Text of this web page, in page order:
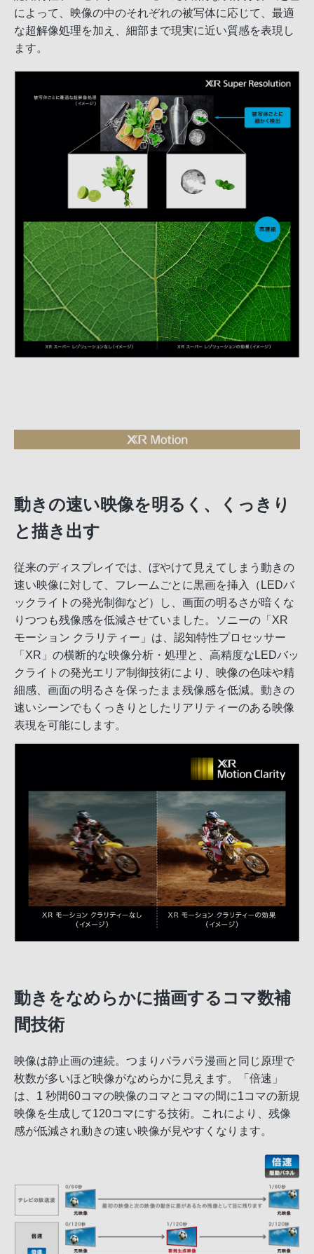
によって、映像の中のそれぞれの被写体に応じて、最適
な超解像処理を加え、細部まで現実に近い質感を表現し
ます。
動きの速い映像を明るく、くっきり
と描き出す
従来のディスプレイでは、ぼやけて見えてしまう動きの
速い映像に対して、フレームごとに黒画を挿入（LEDバ
ックライトの発光制御など）し、画面の明るさが暗くな
りつつも残像感を低減させていました。ソニーの「XR
モーション クラリティー」は、認知特性プロセッサー
「XR」の横断的な映像分析・処理と、高精度なLEDバッ
クライトの発光エリア制御技術により、映像の色味や精
細感、画面の明るさを保ったまま残像感を低減。動きの
速いシーンでもくっきりとしたリアリティーのある映像
表現を可能にします。
動きをなめらかに描画するコマ数補
間技術
映像は静止画の連続。つまりパラパラ漫画と同じ原理で
枚数が多いほど映像がなめらかに見えます。「倍速」
は、1 秒間60コマの映像のコマとコマの間に1コマの新規
映像を生成して120コマにする技術。これにより、残像
感が低減され動きの速い映像が見やすくなります。